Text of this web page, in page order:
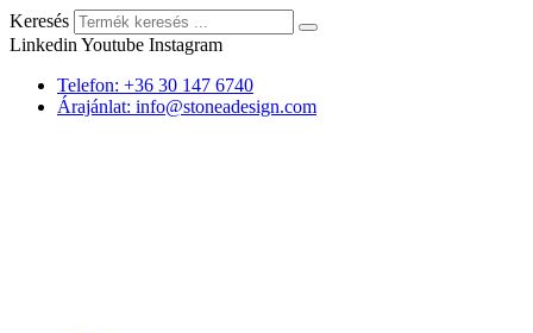
Keresés
Linkedin Youtube Instagram
Telefon: +36 30 147 6740
Árajánlat: info@stoneadesign.com